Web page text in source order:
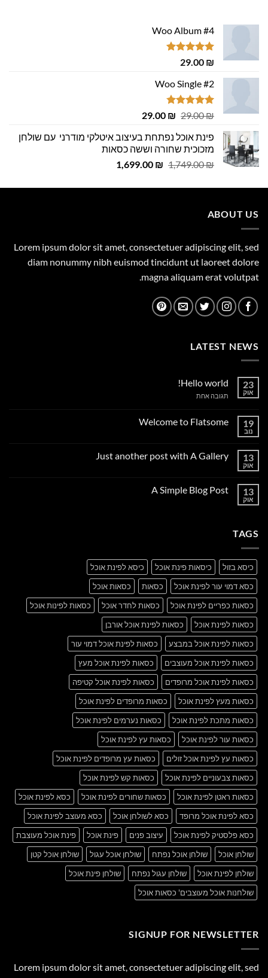
Woo Album #4
דורג5.00
29.00 ₪
Woo Single #2
דורג4.75
29.00₪
המחיר
היה:
29.00 ₪.
29.00 ₪
המחיר
הוא:
29.00 ₪.
פינת אוכל נפתחת בעיצוב איטלקי מודרני עם שולחן
מזכוכית שחורה וששה כסאות
1,749.00₪
המחיר
היה:
1,699.00 ₪
המחיר
הוא:
ABOUT US
Lorem ipsum dolor sit amet, consectetuer adipiscing elit, sed
diam nonummy nibh euismod tincidunt ut laoreet dolore
magna aliquam erat volutpat.
LATEST NEWS
23
אוק
Hello world!
תגובה אחתעל
19
נוב
Welcome to Flatsome
Welcome
13
אוק
Just another post with A Gallery
Just
13
אוק
A Simple Blog Post
TAGS
כיסא בזול כיסאות פינת אוכל
כיסא לפינת אוכל
כסא דמוי עור לפינת אוכל
כסאות
כסאות אוכל
כסאות כפריים לפינת אוכל
כסאות לחדר אוכל
כסאות לפינות אוכל
כסאות לפינת אוכל
כסאות לפינת אוכל אורבן
כסאות לפינת אוכל במבצע
כסאות לפינת אוכל דמוי עור
כסאות לפינת אוכל מעוצבים
כסאות לפינת אוכל מעץ
כסאות לפינת אוכל מרופדים
כסאות לפינת אוכל קטיפה
כסאות מעץ לפינת אוכל
כסאות מרופדים לפינת אוכל
כסאות מתכת לפינת אוכל
כסאות נערמים לפינת אוכל
כסאות עור לפינת אוכל
כסאות עץ לפינת אוכל
כסאות עץ לפינת אוכל זולים
כסאות עץ מרופדים לפינת אוכל
כסאות צבעוניים לפינת אוכל
כסאות קש לפינת אוכל
כסאות ראטן לפינת אוכל
כסאות שחורים לפינת אוכל
כסא לפינת אוכל
כסא לפינת אוכל מרופד
כסא לשולחן אוכל
כסא מעוצב לפינת אוכל
כסא פלסטיק לפינת אוכל
עיצוב פנים פינת אוכל
פינת אוכל מעוצבת
שולחן אוכל
שולחן אוכל נפתח שולחן אוכל עגול
שולחן אוכל קטן
שולחן לפינת אוכל
שולחן עגול נפתח
שולחן פינת אוכל
שולחנות אוכל מעוצבים' כסאות אוכל
SIGNUP FOR NEWSLETTER
Lorem ipsum dolor sit amet, consectetuer adipiscing elit, sed